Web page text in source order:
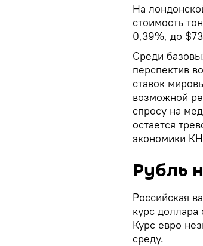
На
стоимость
0,39%, до
Среди
перспектив
ставок
возможной
спросу на
остается
экономики
Рубль
Российская
курс
Курс евро
среду.